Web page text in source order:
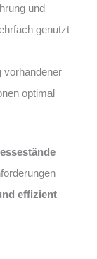
und
genutzt
vorhandener
optimal
effizient